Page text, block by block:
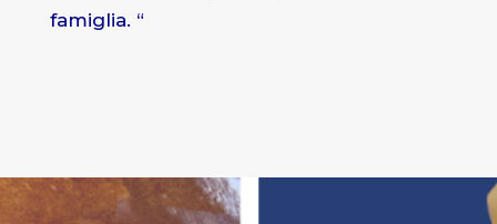
famiglia. “